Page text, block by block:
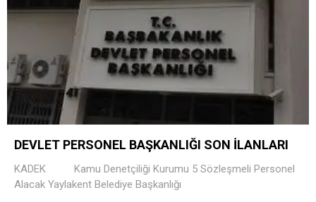
DEVLET PERSONEL BAŞKANLIĞI SON İLANLARI
KADEK Kamu Denetçiliği Kurumu 5 Sözleşmeli Personel
Alacak Yaylakent Belediye Başkanlığı